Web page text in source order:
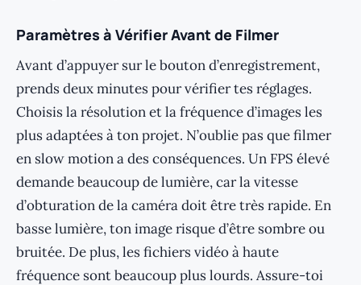
Paramètres à Vérifier Avant de Filmer
Avant d’appuyer sur le bouton d’enregistrement,
prends deux minutes pour vérifier tes réglages.
Choisis la résolution et la fréquence d’images les
plus adaptées à ton projet. N’oublie pas que filmer
en slow motion a des conséquences. Un FPS élevé
demande beaucoup de lumière, car la vitesse
d’obturation de la caméra doit être très rapide. En
basse lumière, ton image risque d’être sombre ou
bruitée. De plus, les fichiers vidéo à haute
fréquence sont beaucoup plus lourds. Assure-toi